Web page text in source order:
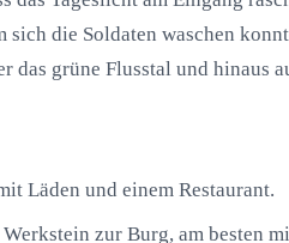
die Soldaten waschen
grüne Flusstal und hinaus
Läden und einem Restaurant.
zur Burg, am besten